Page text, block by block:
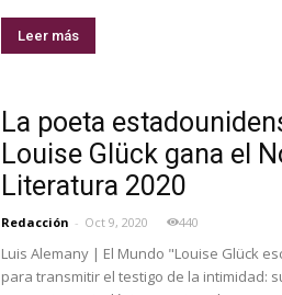
Leer más
La poeta
Louise Glück gana el
Literatura 2020
Redacción - Oct 9, 2020 440
Luis Alemany | El Mundo "Louise Glück
para transmitir el testigo de la intimidad: